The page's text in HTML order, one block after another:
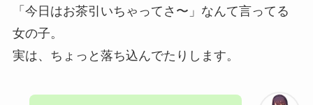
「今日はお茶引いちゃってさ〜」なんて言ってる
女の子。
実は、ちょっと落ち込んでたりします。